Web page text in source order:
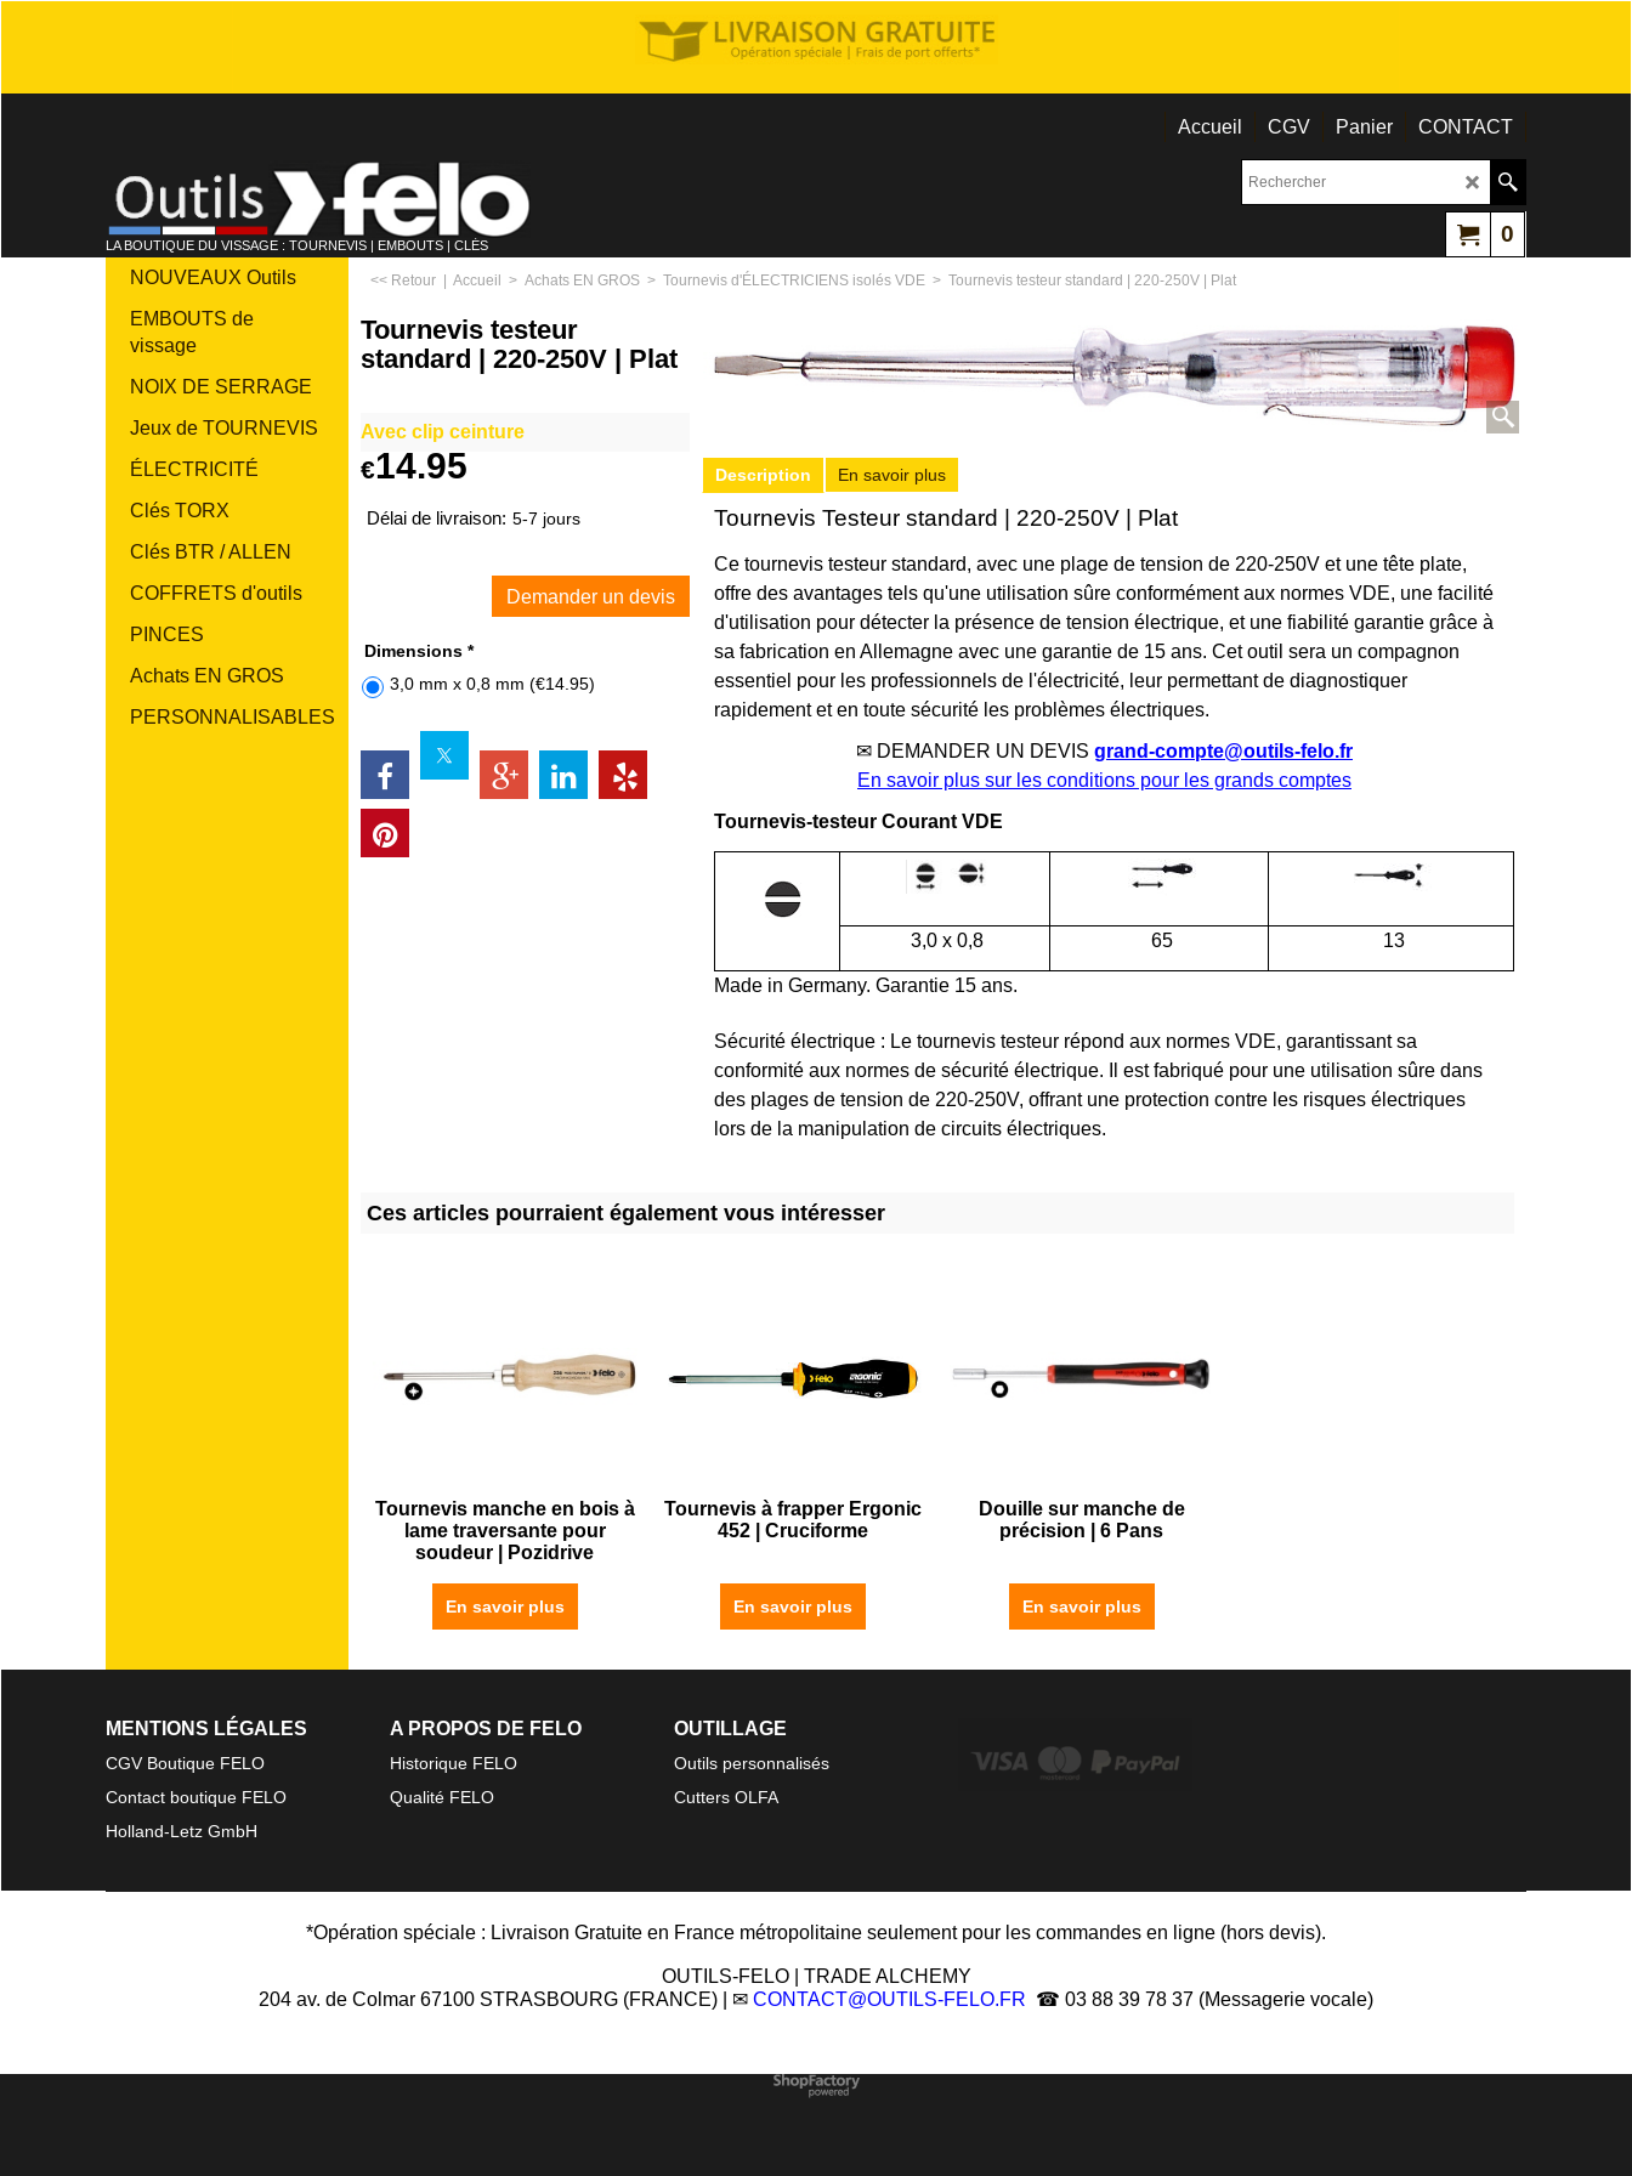
Accueil CGV Panier CONTACT
LA BOUTIQUE DU VISSAGE : TOURNEVIS | EMBOUTS | CLÉS 0
NOUVEAUX Outils
EMBOUTS de
vissage
NOIX DE SERRAGE
Jeux de TOURNEVIS
ÉLECTRICITÉ
Clés TORX
Clés BTR / ALLEN
COFFRETS d'outils
PINCES
Achats EN GROS
PERSONNALISABLES
<< Retour | Accueil > Achats EN GROS > Tournevis d'ÉLECTRICIENS isolés VDE > Tournevis testeur standard | 220-250V | Plat
Tournevis testeur
standard | 220-250V | Plat
Avec clip ceinture
€14.95
Délai de livraison: 5-7 jours
Demander un devis
Dimensions *
3,0 mm x 0,8 mm (€14.95)
Description En savoir plus
Tournevis Testeur standard | 220-250V | Plat
Ce tournevis testeur standard, avec une plage de tension de 220-250V et une tête plate,
offre des avantages tels qu'une utilisation sûre conformément aux normes VDE, une facilité
d'utilisation pour détecter la présence de tension électrique, et une fiabilité garantie grâce à
sa fabrication en Allemagne avec une garantie de 15 ans. Cet outil sera un compagnon
essentiel pour les professionnels de l'électricité, leur permettant de diagnostiquer
rapidement et en toute sécurité les problèmes électriques.
✉ DEMANDER UN DEVIS grand-compte@outils-felo.fr
En savoir plus sur les conditions pour les grands comptes
Tournevis-testeur Courant VDE
3,0 x 0,8 65 13
Made in Germany. Garantie 15 ans.
Sécurité électrique : Le tournevis testeur répond aux normes VDE, garantissant sa
conformité aux normes de sécurité électrique. Il est fabriqué pour une utilisation sûre dans
des plages de tension de 220-250V, offrant une protection contre les risques électriques
lors de la manipulation de circuits électriques.
Ces articles pourraient également vous intéresser
Tournevis manche en bois à
lame traversante pour
soudeur | Pozidrive
En savoir plus
Tournevis à frapper Ergonic
452 | Cruciforme
En savoir plus
Douille sur manche de
précision | 6 Pans
En savoir plus
MENTIONS LÉGALES
CGV Boutique FELO
Contact boutique FELO
Holland-Letz GmbH
A PROPOS DE FELO
Historique FELO
Qualité FELO
OUTILLAGE
Outils personnalisés
Cutters OLFA
*Opération spéciale : Livraison Gratuite en France métropolitaine seulement pour les commandes en ligne (hors devis).
OUTILS-FELO | TRADE ALCHEMY
204 av. de Colmar 67100 STRASBOURG (FRANCE) | ✉ CONTACT@OUTILS-FELO.FR ☎ 03 88 39 78 37 (Messagerie vocale)
Boutique en ligne créés
avec le logiciel